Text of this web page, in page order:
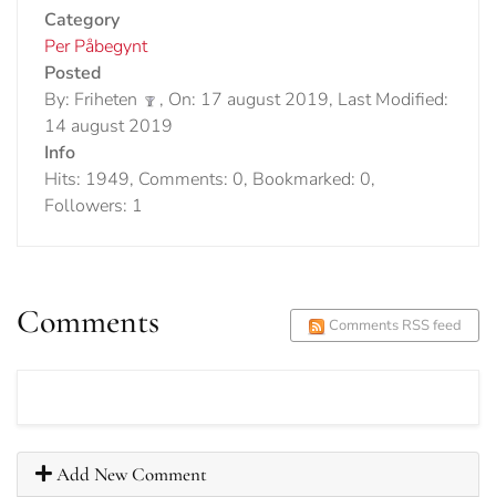
Category
Per Påbegynt
Posted
By: Friheten
, On: 17 august 2019, Last Modified:
14 august 2019
Info
Hits: 1949, Comments: 0, Bookmarked: 0,
Followers: 1
Comments RSS feed
Comments
Add New Comment